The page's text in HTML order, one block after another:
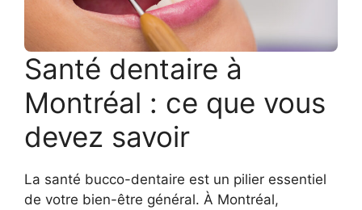
Santé dentaire à
Montréal : ce que vous
devez savoir
La santé bucco-dentaire est un pilier essentiel
de votre bien-être général. À Montréal,